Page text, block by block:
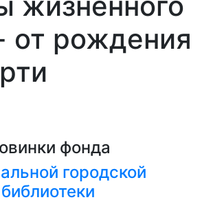
от рождения
фонда
городской
библиотеки